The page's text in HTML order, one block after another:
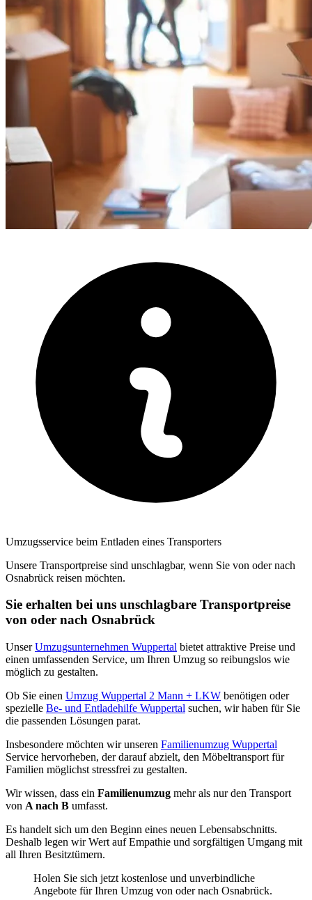
Umzugsservice beim Entladen eines Transporters
Unsere Transportpreise sind unschlagbar, wenn Sie von oder nach
Osnabrück reisen möchten.
Sie erhalten bei uns unschlagbare Transportpreise
von oder nach Osnabrück
UnserUmzugsunternehmen Wuppertal bietet attraktive Preise und
einen umfassenden Service, um Ihren Umzug so reibungslos wie
möglich zu gestalten.
Ob Sie einen Umzug Wuppertal 2 Mann + LKW benötigen oder
spezielle Be- und Entladehilfe Wuppertal suchen, wir haben für Sie
die passenden Lösungen parat.
Insbesondere möchten wir unseren Familienumzug Wuppertal
Service hervorheben, der darauf abzielt, den Möbeltransport für
Familien möglichst stressfrei zu gestalten.
Wir wissen, dass ein Familienumzug mehr als nur den Transport
von A nach B umfasst.
Es handelt sich um den Beginn eines neuen Lebensabschnitts.
Deshalb legen wir Wert auf Empathie und sorgfältigen Umgang mit
all Ihren Besitztümern.
Holen Sie sich jetzt kostenlose und unverbindliche
Angebote für Ihren Umzug von oder nach Osnabrück.